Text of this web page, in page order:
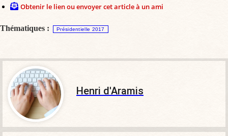
Obtenir le lien ou envoyer cet article à un ami
Thématiques : Présidentielle 2017
Henri d'Aramis